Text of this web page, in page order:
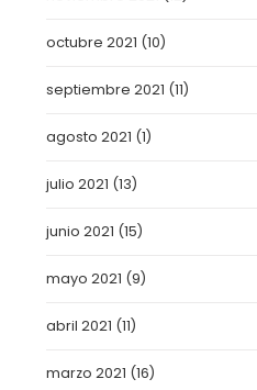
octubre 2021 (10)
septiembre 2021 (11)
agosto 2021 (1)
julio 2021 (13)
junio 2021 (15)
mayo 2021 (9)
abril 2021 (11)
marzo 2021 (16)